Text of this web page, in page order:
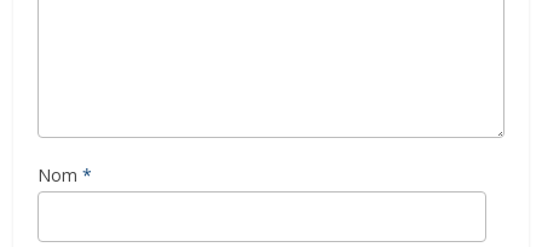
Nom *